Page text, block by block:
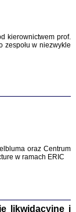
...
kierownictwem prof.
zespołu w niezwykle
oraz Centrum
w ramach ERIC
likwidacyjne i